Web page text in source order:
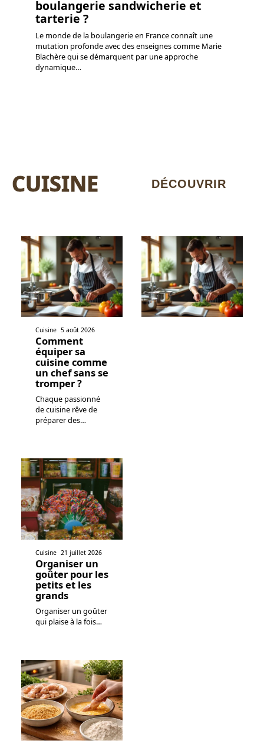
boulangerie sandwicherie et
tarterie ?
Le monde de la boulangerie en France connaît une
mutation profonde avec des enseignes comme Marie
Blachère qui se démarquent par une approche
dynamique…
CUISINE DÉCOUVRIR
Cuisine 5 août 2026
Comment
équiper sa
cuisine comme
un chef sans se
tromper ?
Chaque passionné
de cuisine rêve de
préparer des…
Cuisine 21 juillet 2026
Organiser un
goûter pour les
petits et les
grands
Organiser un goûter
qui plaise à la fois…